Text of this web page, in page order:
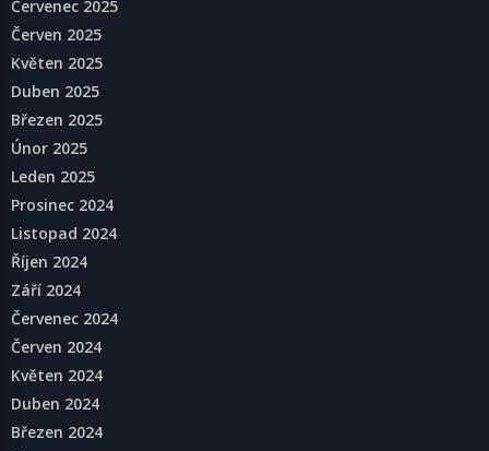
Červenec 2025
Červen 2025
Květen 2025
Duben 2025
Březen 2025
Únor 2025
Leden 2025
Prosinec 2024
Listopad 2024
Říjen 2024
Září 2024
Červenec 2024
Červen 2024
Květen 2024
Duben 2024
Březen 2024